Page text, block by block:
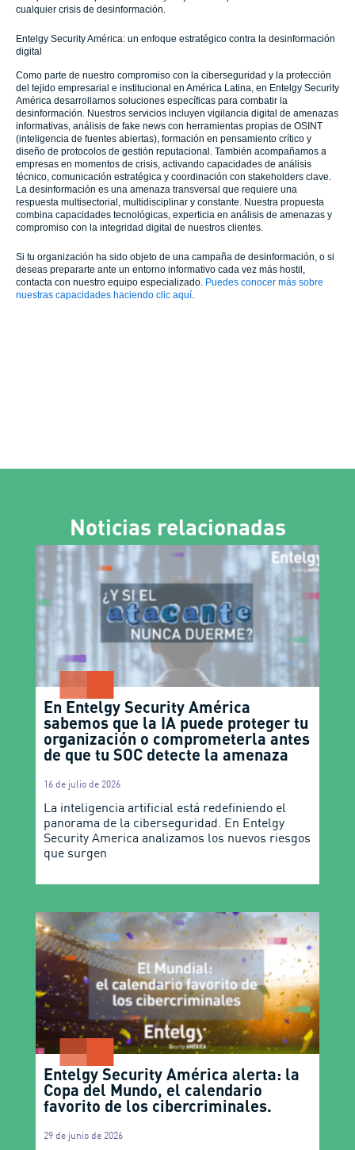
cualquier crisis de desinformación.
Entelgy Security América: un enfoque estratégico contra la desinformación
digital
Como parte de nuestro compromiso con la ciberseguridad y la protección
del tejido empresarial e institucional en América Latina, en Entelgy Security
América desarrollamos soluciones específicas para combatir la
desinformación. Nuestros servicios incluyen vigilancia digital de amenazas
informativas, análisis de fake news con herramientas propias de OSINT
(inteligencia de fuentes abiertas), formación en pensamiento crítico y
diseño de protocolos de gestión reputacional. También acompañamos a
empresas en momentos de crisis, activando capacidades de análisis
técnico, comunicación estratégica y coordinación con stakeholders clave.
La desinformación es una amenaza transversal que requiere una
respuesta multisectorial, multidisciplinar y constante. Nuestra propuesta
combina capacidades tecnológicas, experticia en análisis de amenazas y
compromiso con la integridad digital de nuestros clientes.
Si tu organización ha sido objeto de una campaña de desinformación, o si
deseas prepararte ante un entorno informativo cada vez más hostil,
contacta con nuestro equipo especializado. Puedes conocer más sobre
nuestras capacidades haciendo clic aquí.
Noticias relacionadas
En Entelgy Security América
sabemos que la IA puede proteger tu
organización o comprometerla antes
de que tu SOC detecte la amenaza
16 de julio de 2026
La inteligencia artificial está redefiniendo el
panorama de la ciberseguridad. En Entelgy
Security America analizamos los nuevos riesgos
que surgen
Entelgy Security América alerta: la
Copa del Mundo, el calendario
favorito de los cibercriminales.
29 de junio de 2026